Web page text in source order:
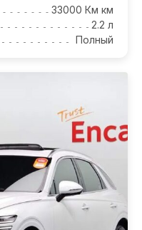
33000 Км км
2.2 л
Полный